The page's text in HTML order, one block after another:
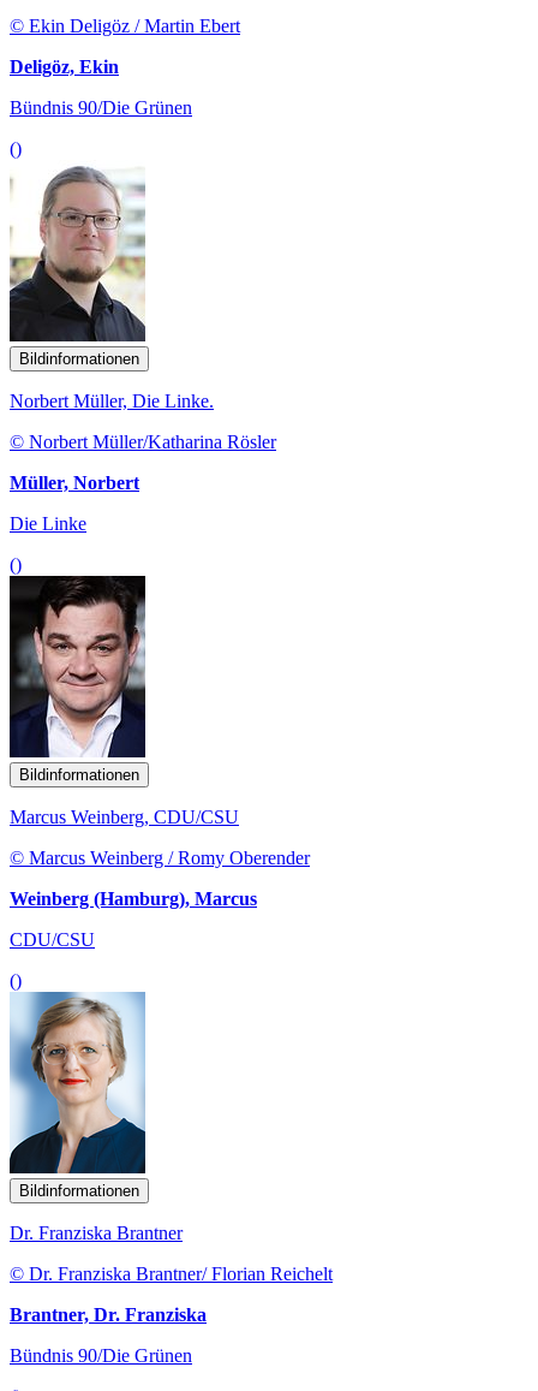
© Ekin Deligöz / Martin Ebert
Deligöz, Ekin
Bündnis 90/Die Grünen
()
Bildinformationen
Norbert Müller, Die Linke.
© Norbert Müller/Katharina Rösler
Müller, Norbert
Die Linke
()
Bildinformationen
Marcus Weinberg, CDU/CSU
© Marcus Weinberg / Romy Oberender
Weinberg (Hamburg), Marcus
CDU/CSU
()
Bildinformationen
Dr. Franziska Brantner
© Dr. Franziska Brantner/ Florian Reichelt
Brantner, Dr. Franziska
Bündnis 90/Die Grünen